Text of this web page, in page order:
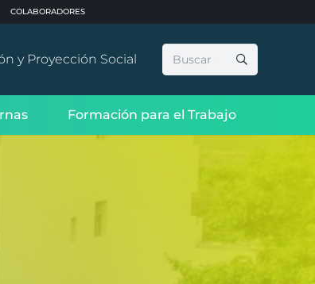
COLABORADORES
y Proyección Social Buscar:
Formación para el Trabajo